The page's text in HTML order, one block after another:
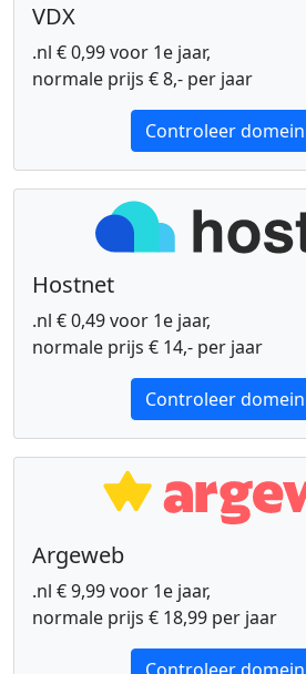
VDX
.nl € 0,99 voor 1e jaar,
normale prijs € 8,- per jaar
Controleer
Hostnet
.nl € 0,49 voor 1e jaar,
normale prijs € 14,- per jaar
Controleer
Argeweb
.nl € 9,99 voor 1e jaar,
normale prijs € 18,99 per jaar